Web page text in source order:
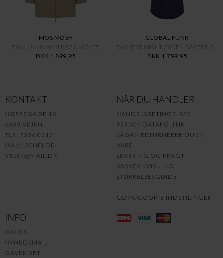
MOS MOSH
TWILL MMAMARI BORA JACKET
DKK 1.899,95
GLOBAL FUNK
DKK 1.799,95
KONTAKT
NØRREGADE 16
6600 VEJEN
TLF: 7536 0317
MAIL: SCHELDE-
VEJEN@MAIL.DK
NÅR DU HANDLER
HANDELSBETINGELSER
PERSONDATAPOLITIK
SÅDAN RETURNERER DU EN
VARE
LEVERING OG FRAGT
VASKEANVISNING
STØRRELSESGUIDE
GDPR/COOKIE INDSTILINGER
INFO
OM OS
NYHEDSMAIL
GAVEKORT